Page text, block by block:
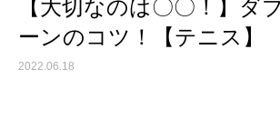
【大切なのは〇〇！】ダ
ーンのコツ！【テニス】
2022.06.18